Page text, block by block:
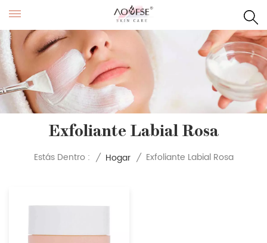
Exfoliante Labial Rosa
Estás Dentro : / Hogar / Exfoliante Labial Rosa